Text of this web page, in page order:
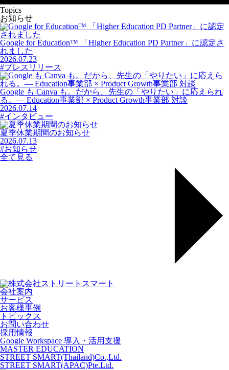
Topics
お知らせ
Google for Education™ 「Higher Education PD Partner」に認定さ
れました
2026.07.23
#プレスリリース
Google も Canva も。だから、先生の「やりたい」に応えられ
る。― Education事業部 × Product Growth事業部 対談
2026.07.14
#インタビュー
夏季休業期間のお知らせ
2026.07.13
#お知らせ
全て見る
会社案内
サービス
お客様事例
トピックス
お問い合わせ
採用情報
Google Workspace 導入・活用支援
MASTER EDUCATION
STREET SMART(Thailand)Co.,Ltd.
STREET SMART(APAC)Pte.Ltd.